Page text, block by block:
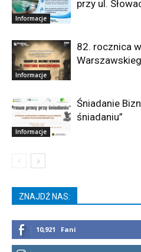
Informacje
przy ul.
Informacje
82. rocznica
Informacje
Śniadanie
śniadaniu”
ZNAJDŹ NAS:
10,921 Fani